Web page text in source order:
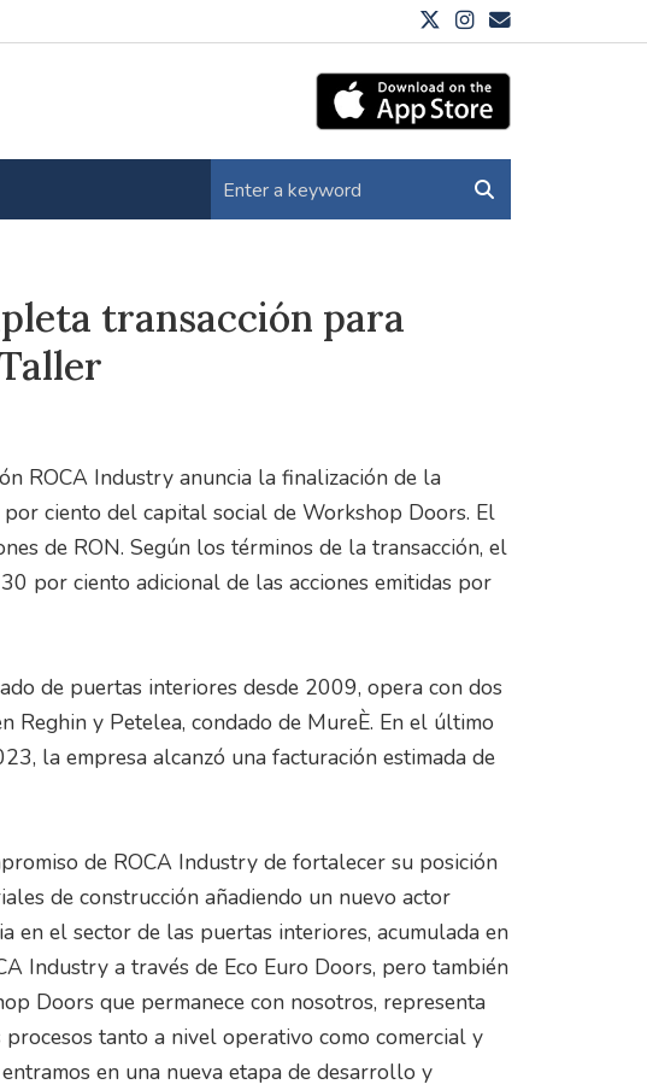
transacción para
ROCA Industry anuncia la finalización de la
ciento del capital social de Workshop Doors. El
de RON. Según los términos de la transacción, el
por ciento adicional de las acciones emitidas por
de puertas interiores desde 2009, opera con dos
Reghin y Petelea, condado de MureÈ. En el último
la empresa alcanzó una facturación estimada de
de ROCA Industry de fortalecer su posición
de construcción añadiendo un nuevo actor
en el sector de las puertas interiores, acumulada en
Industry a través de Eco Euro Doors, pero también
Doors que permanece con nosotros, representa
tanto a nivel operativo como comercial y
en una nueva etapa de desarrollo y